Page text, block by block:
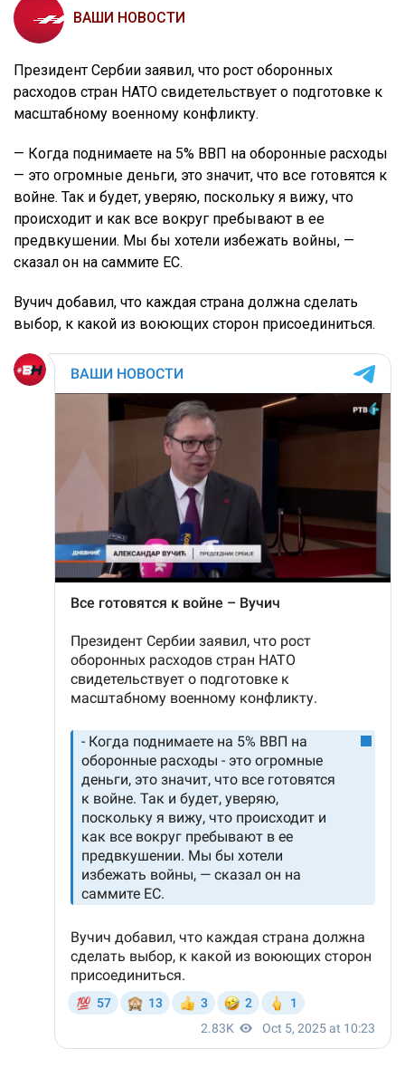
ВАШИ НОВОСТИ
Президент Сербии заявил, что рост оборонных
расходов стран НАТО свидетельствует о подготовке к
масштабному военному конфликту.
— Когда поднимаете на 5% ВВП на оборонные расходы
— это огромные деньги, это значит, что все готовятся к
войне. Так и будет, уверяю, поскольку я вижу, что
происходит и как все вокруг пребывают в ее
предвкушении. Мы бы хотели избежать войны, —
сказал он на саммите ЕС.
Вучич добавил, что каждая страна должна сделать
выбор, к какой из воюющих сторон присоединиться.